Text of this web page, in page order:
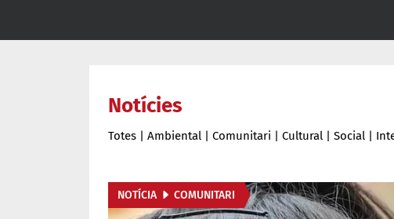
Notícies
Totes | Ambiental | Comunitari | Cultural | Social |
NOTÍCIA COMUNITARI